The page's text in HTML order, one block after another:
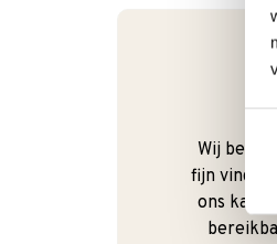
Wij
fijn vindt
ons kan